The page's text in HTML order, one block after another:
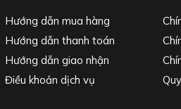
Hướng dẫn mua hàng
Hướng dẫn thanh toán
Hướng dẫn giao nhận
Điều khoản dịch vụ